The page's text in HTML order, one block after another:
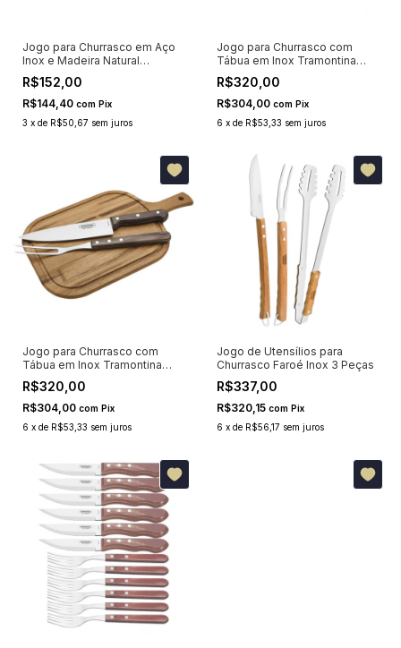
Jogo para Churrasco em Aço
Inox e Madeira Natural
Tramontina 3 Peças 22399075
R$152,00
R$144,40 com Pix
3 x de R$50,67 sem juros
Jogo para Churrasco com
Tábua em Inox Tramontina
Polywood Vermelho 3 Peças
R$320,00
R$304,00 com Pix
6 x de R$53,33 sem juros
Jogo para Churrasco com
Tábua em Inox Tramontina
Polywood Castanho 3 Peças
R$320,00
R$304,00 com Pix
6 x de R$53,33 sem juros
Jogo de Utensílios para
Churrasco Faroé Inox 3 Peças
R$337,00
R$320,15 com Pix
6 x de R$56,17 sem juros